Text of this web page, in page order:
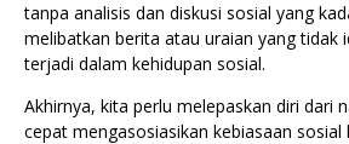
tanpa analisis dan diskusi sosial yang
melibatkan berita atau uraian yang tidak
terjadi dalam kehidupan sosial.
Akhirnya, kita perlu melepaskan diri dari
cepat mengasosiasikan kebiasaan sosial